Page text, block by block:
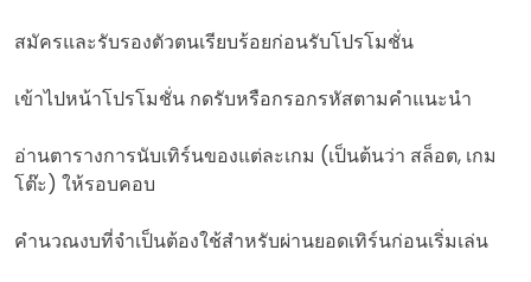
สมัครและรับรองตัวตนเรียบร้อยก่อนรับโปรโมชั่น
เข้าไปหน้าโปรโมชั่น กดรับหรือกรอกรหัสตามคำแนะนำ
อ่านตารางการนับเทิร์นของแต่ละเกม (เป็นต้นว่า สล็อต, เกม
โต๊ะ) ให้รอบคอบ
คำนวณงบที่จำเป็นต้องใช้สำหรับผ่านยอดเทิร์นก่อนเริ่มเล่น